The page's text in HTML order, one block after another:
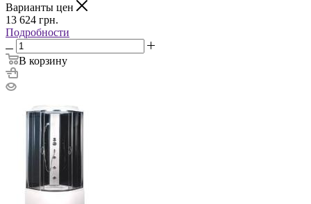
Варианты цен
13 624 грн.
Подробности
В корзину